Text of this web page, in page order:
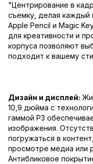
"Центрирование в
съемку, делая
Apple Pencil и Magic
для креативности и
корпуса позволяют
подходит к вашему
Дизайн и дисплей:
10,9 дюйма с
гаммой P3
изображения.
погружаться в
просмотре медиа или
Антибликовое